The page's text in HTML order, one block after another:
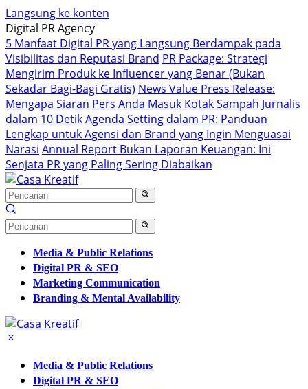
Langsung ke konten
Digital PR Agency
5 Manfaat Digital PR yang Langsung Berdampak pada
Visibilitas dan Reputasi Brand PR Package: Strategi
Mengirim Produk ke Influencer yang Benar (Bukan
Sekadar Bagi-Bagi Gratis) News Value Press Release:
Mengapa Siaran Pers Anda Masuk Kotak Sampah Jurnalis
dalam 10 DetikAgenda Setting dalam PR: Panduan
Lengkap untuk Agensi dan Brand yang Ingin Menguasai
Narasi Annual Report Bukan Laporan Keuangan: Ini
Senjata PR yang Paling Sering Diabaikan
Media & Public Relations
Digital PR & SEO
Marketing Communication
Branding & Mental Availability
Media & Public Relations
Digital PR & SEO